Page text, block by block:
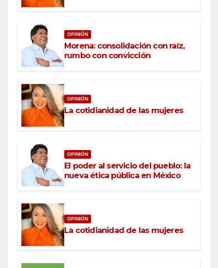
OPINIÓN
Morena: consolidación con raíz,
rumbo con convicción
OPINIÓN
La cotidianidad de las mujeres
OPINIÓN
El poder al servicio del pueblo: la
nueva ética pública en México
OPINIÓN
La cotidianidad de las mujeres